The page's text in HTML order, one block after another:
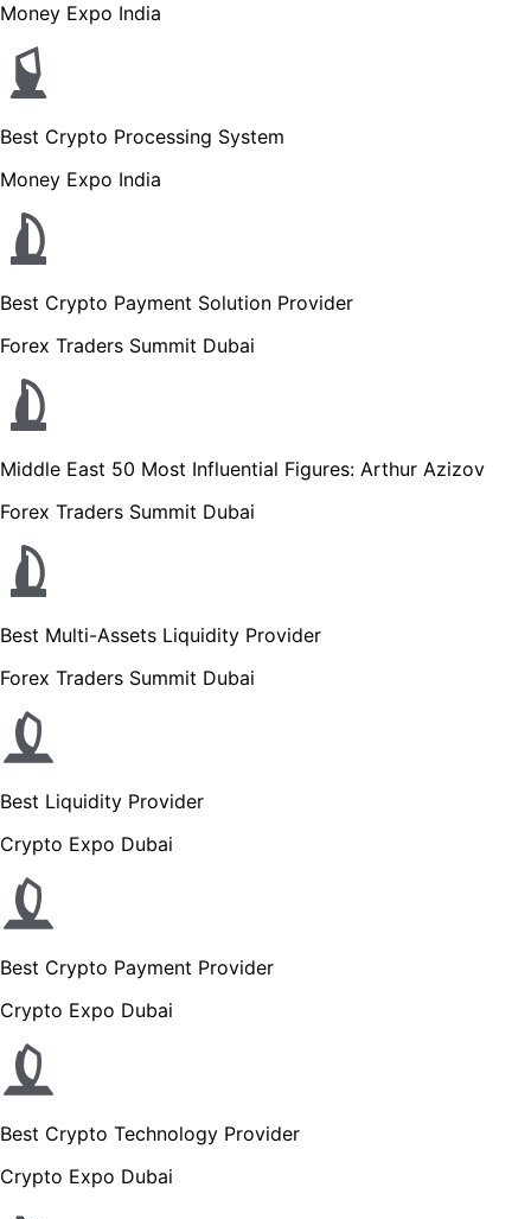
Money Expo India
Best Crypto Processing System
Money Expo India
Best Crypto Payment Solution Provider
Forex Traders Summit Dubai
Middle East 50 Most Influential Figures: Arthur Azizov
Forex Traders Summit Dubai
Best Multi-Assets Liquidity Provider
Forex Traders Summit Dubai
Best Liquidity Provider
Crypto Expo Dubai
Best Crypto Payment Provider
Crypto Expo Dubai
Best Crypto Technology Provider
Crypto Expo Dubai